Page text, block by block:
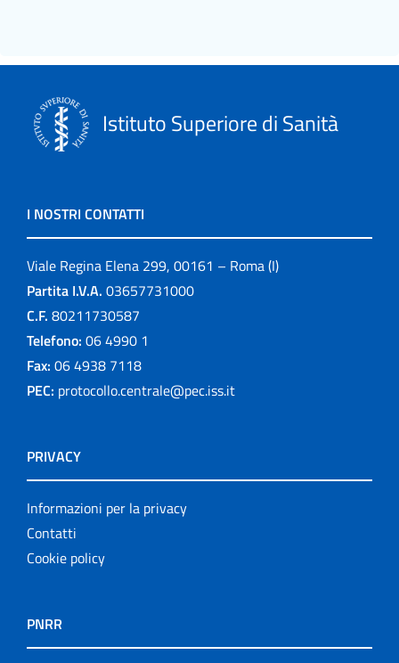
Istituto Superiore di Sanità
I NOSTRI CONTATTI
Viale Regina Elena 299, 00161 – Roma (I)
Partita I.V.A. 03657731000
C.F. 80211730587
Telefono: 06 4990 1
Fax: 06 4938 7118
PEC: protocollo.centrale@pec.iss.it
PRIVACY
Informazioni per la privacy
Contatti
Cookie policy
PNRR